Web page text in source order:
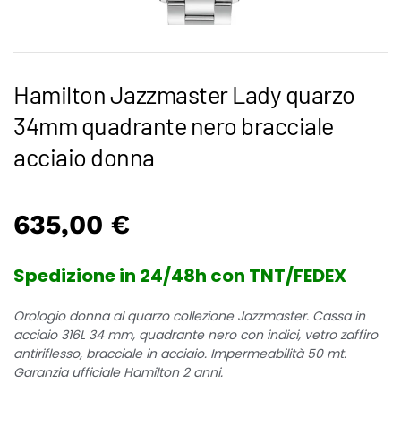
Hamilton Jazzmaster Lady quarzo
34mm quadrante nero bracciale
acciaio donna
635,00 €
Spedizione in 24/48h con TNT/FEDEX
Orologio donna al quarzo collezione Jazzmaster. Cassa in
acciaio 316L 34 mm, quadrante nero con indici, vetro zaffiro
antiriflesso, bracciale in acciaio. Impermeabilità 50 mt.
Garanzia ufficiale Hamilton 2 anni.